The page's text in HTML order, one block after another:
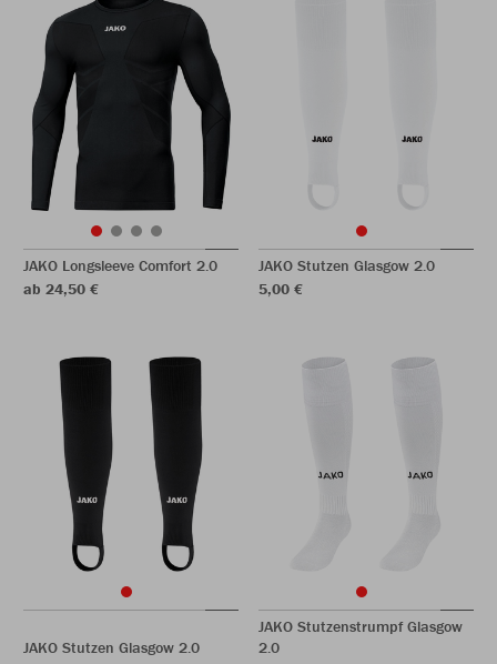
JAKO Longsleeve Comfort 2.0
ab 24,50 €
JAKO Stutzen Glasgow 2.0
5,00 €
JAKO Stutzen Glasgow 2.0
JAKO Stutzenstrumpf Glasgow
2.0